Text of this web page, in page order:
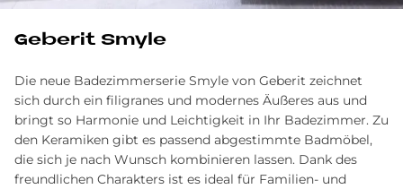
Ge­be­rit Smyle
Die neue Badezimmerserie Smyle von Geberit zeichnet
sich durch ein filigranes und modernes Äußeres aus und
bringt so Harmonie und Leichtigkeit in Ihr Badezimmer. Zu
den Keramiken gibt es passend abgestimmte Badmöbel,
die sich je nach Wunsch kombinieren lassen. Dank des
freundlichen Charakters ist es ideal für Familien- und